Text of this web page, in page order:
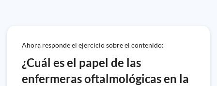
Ahora responde el ejercicio sobre el contenido:
¿Cuál es el papel de las
enfermeras oftalmológicas en la